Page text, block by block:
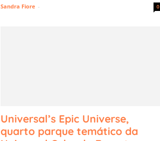
Sandra Fiore - 0
Universal’s Epic Universe,
quarto parque temático da